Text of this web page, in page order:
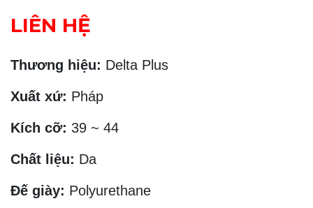
LIÊN HỆ
Thương hiệu: Delta Plus
Xuất xứ: Pháp
Kích cỡ: 39 ~ 44
Chất liệu: Da
Đế giày: Polyurethane